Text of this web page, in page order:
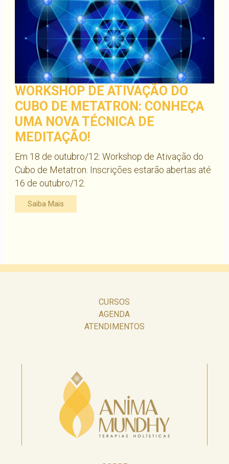
WORKSHOP DE ATIVAÇÃO DO
CUBO DE METATRON: CONHEÇA
UMA NOVA TÉCNICA DE
MEDITAÇÃO!
Em 18 de outubro/12: Workshop de Ativação do
Cubo de Metatron. Inscrições estarão abertas até
16 de outubro/12.
Saiba Mais
CURSOS
AGENDA
ATENDIMENTOS